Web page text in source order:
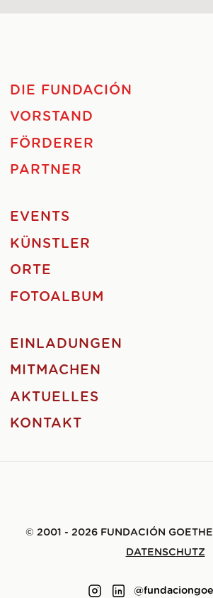
DIE FUNDACIÓN
VORSTAND
FÖRDERER
PARTNER
EVENTS
KÜNSTLER
ORTE
FOTOALBUM
EINLADUNGEN
MITMACHEN
AKTUELLES
KONTAKT
© 2001 - 2026 FUNDACIÓN GOETHE
DATENSCHUTZ